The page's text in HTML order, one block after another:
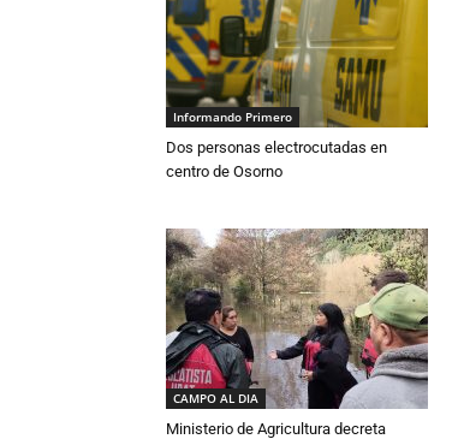
Informando Primero
Dos personas electrocutadas en
centro de Osorno
CAMPO AL DIA
Ministerio de Agricultura decreta